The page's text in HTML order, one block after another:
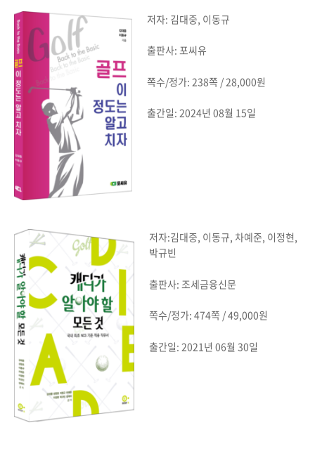
저자: 김대중, 이동규
출판사: 포씨유
쪽수/정가: 238쪽 / 28,000원
출간일: 2024년 08월 15일
저자:김대중, 이동규, 차예준, 이정현,
박규빈
출판사: 조세금융신문
쪽수/정가: 474쪽 / 49,000원
출간일: 2021년 06월 30일